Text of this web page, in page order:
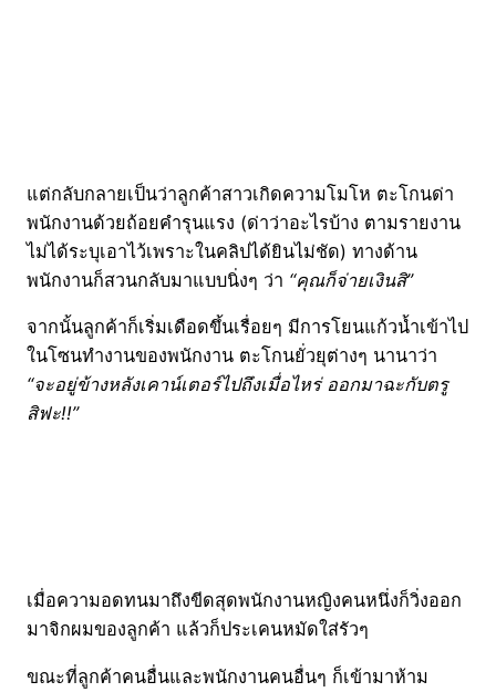
แต่กลับกลายเป็นว่าลูกค้าสาวเกิดความโมโห ตะโกนด่า
พนักงานด้วยถ้อยคำรุนแรง (ด่าว่าอะไรบ้าง ตามรายงาน
ไม่ได้ระบุเอาไว้เพราะในคลิปได้ยินไม่ชัด) ทางด้าน
พนักงานก็สวนกลับมาแบบนิ่งๆ ว่า “คุณก็จ่ายเงินสิ”
จากนั้นลูกค้าก็เริ่มเดือดขึ้นเรื่อยๆ มีการโยนแก้วน้ำเข้าไป
ในโซนทำงานของพนักงาน ตะโกนยั่วยุต่างๆ นานาว่า
“จะอยู่ข้างหลังเคาน์เตอร์ไปถึงเมื่อไหร่ ออกมาฉะกับตรู
สิฟะ!!”
เมื่อความอดทนมาถึงขีดสุดพนักงานหญิงคนหนึ่งก็วิ่งออก
มาจิกผมของลูกค้า แล้วก็ประเคนหมัดใส่รัวๆ
ขณะที่ลูกค้าคนอื่นและพนักงานคนอื่นๆ ก็เข้ามาห้าม